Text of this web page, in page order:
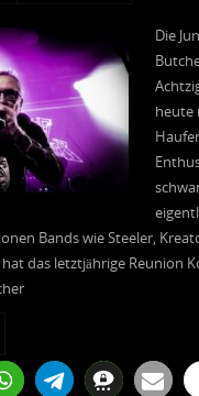
Die
heute
Bands wie Steeler,
das letztjährige Reunion